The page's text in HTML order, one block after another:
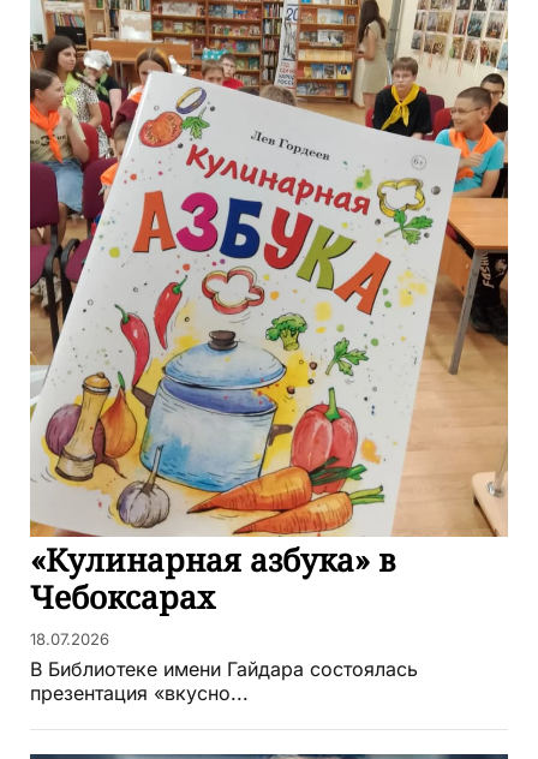
«Кулинарная азбука» в
Чебоксарах
18.07.2026
В Библиотеке имени Гайдара состоялась
презентация «вкусно...